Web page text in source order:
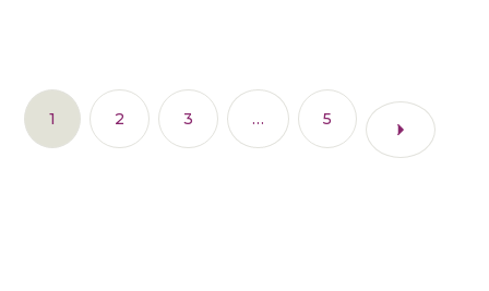
1 2 3 … 5